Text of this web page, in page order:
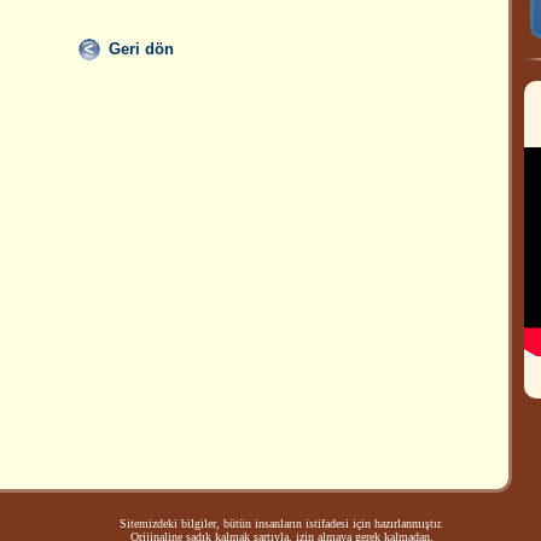
Geri dön
Sitemizdeki bilgiler, bütün insanların istifadesi için hazırlanmıştır.
Orijinaline sadık kalmak şartıyla, izin almaya gerek kalmadan,